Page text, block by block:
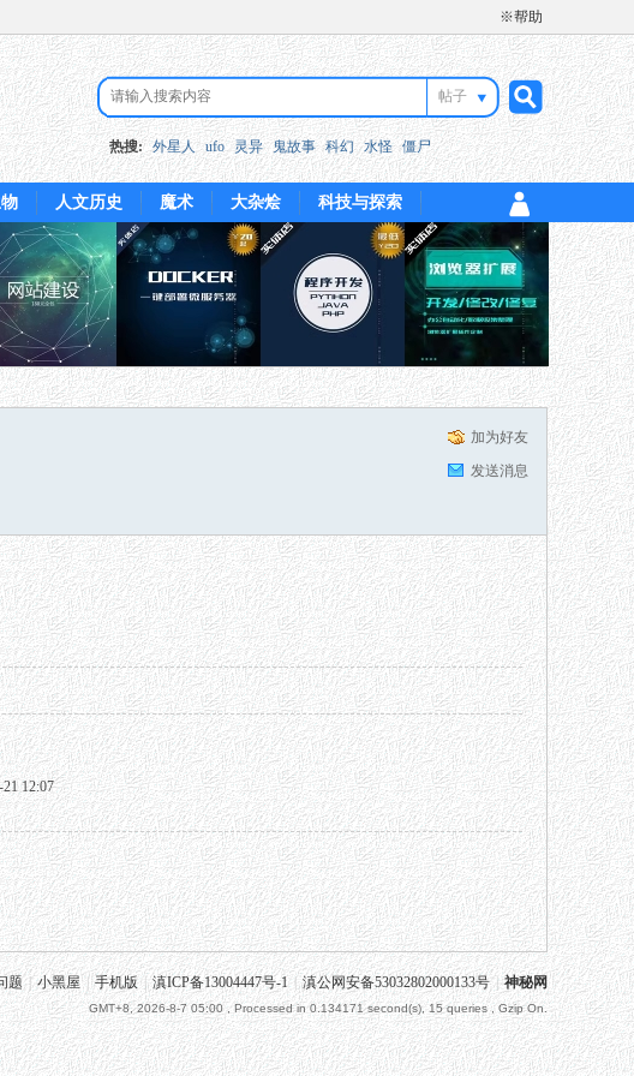
※帮助
帖子
搜
索
热搜: 外星人 ufo 灵异 鬼故事 科幻 水怪 僵尸
人文历史 魔术 大杂烩 科技与探索
加为好友
发送消息
12:07
题 | 小黑屋 手机版 滇ICP备13004447号-1 | 滇公网安备53032802000133号 神秘网
GMT+8, 2026-8-7 05:00 , Processed in 0.134171 second(s), 15 queries , Gzip On.